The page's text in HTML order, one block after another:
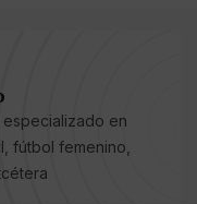
en
fútbol femenino,